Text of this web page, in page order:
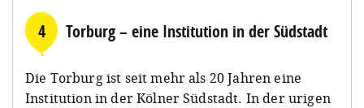
4 Torburg – eine Institution in der Südstadt
Die Torburg ist seit mehr als 20 Jahren eine
Institution in der Kölner Südstadt. In der urigen